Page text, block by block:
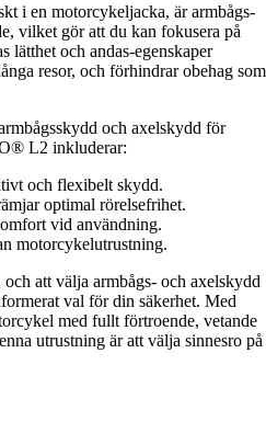
i en motorcykeljacka, är armbågs-
vilket gör att du kan fokusera på
lätthet och andas-egenskaper
resor, och förhindrar obehag som
och axelskydd för
L2 inkluderar:
och flexibelt skydd.
optimal rörelsefrihet.
vid användning.
motorcykelutrustning.
att välja armbågs- och axelskydd
val för din säkerhet. Med
med fullt förtroende, vetande
utrustning är att välja sinnesro på